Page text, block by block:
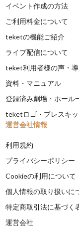
イベント作成の方法
ご利用料金について
teketの機能ご紹介
ライブ配信について
teket利用者様の声・
資料・マニュアル
登録済み劇場・ホール
teketロゴ・プレスキッ
運営会社情報
利用規約
プライバシーポリシー
Cookieの利用について
個人情報の取り扱いに
特定商取引法に基づく
運営会社